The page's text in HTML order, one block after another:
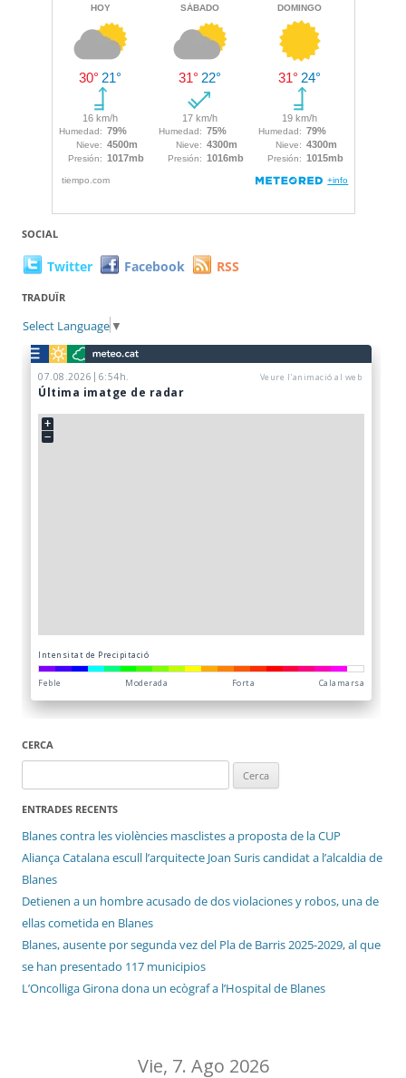
SOCIAL
Twitter Facebook RSS
TRADUÏR
Select Language ▼
CERCA
ENTRADES RECENTS
Blanes contra les violències masclistes a proposta de la CUP
Aliança Catalana escull l’arquitecte Joan Suris candidat a l’alcaldia de
Blanes
Detienen a un hombre acusado de dos violaciones y robos, una de
ellas cometida en Blanes
Blanes, ausente por segunda vez del Pla de Barris 2025-2029, al que
se han presentado 117 municipios
L’Oncolliga Girona dona un ecògraf a l’Hospital de Blanes